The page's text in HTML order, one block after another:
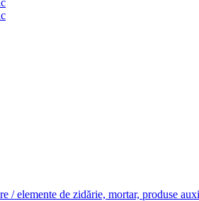
/ elemente de zidărie, mortar, produse